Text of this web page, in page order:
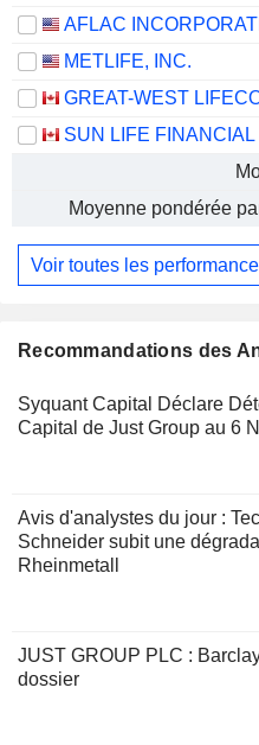
Recommandations des
Syquant Capital Déclare
Capital de Just Group au 6
Avis d'analystes du jour :
Schneider subit une
Rheinmetall
JUST GROUP PLC :
dossier
AFLAC
METLIFE, INC.
GREAT-WEST
SUN LIFE FINANCIAL
Moyenne pondérée
Voir toutes les